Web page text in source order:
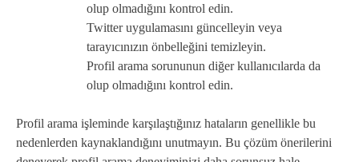
olup olmadığını kontrol edin.
Twitter uygulamasını güncelleyin veya
tarayıcınızın önbelleğini temizleyin.
Profil arama sorununun diğer kullanıcılarda da
olup olmadığını kontrol edin.
Profil arama işleminde karşılaştığınız hataların genellikle bu
nedenlerden kaynaklandığını unutmayın. Bu çözüm önerilerini